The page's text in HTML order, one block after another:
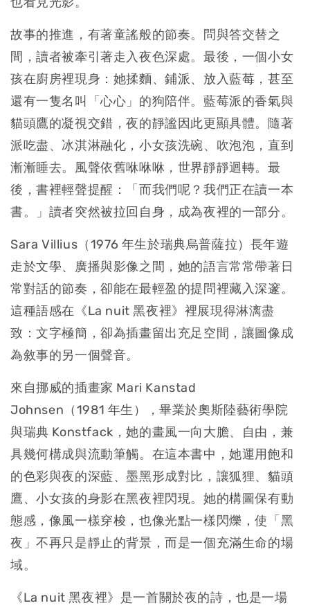
故事的推進，有著童謠般的節奏。問與答交替之
間，讀者被牽引著走入夜色深處。最後，一個小女
孩在廚房裡現身：她揉麵、鋪派、放入藍莓，甚至
還有一隻名叫「心心」的狗陪伴。藍莓派的香氣與
貓頭鷹的凝視交錯，夜的靜謐因此更顯具體。隨著
派吃盡、冰淇淋融化，小女孩洗碗、吹泡泡，直到
漸漸睡去。風聲依舊咻咻咻，世界靜靜迴轉。最
後，書裡輕聲提醒：「而我們呢？我們正在讀一本
書。」讀者突然被拉回自身，成為夜裡的一部分。
Sara Villius（1976 年生於瑞典烏普薩拉）長年遊
走於文學、廣播與影像之間，她的語言常常帶著日
常對話的節奏，卻能在最輕盈的提問裡藏入深邃。
這種語感在《La nuit 黑夜裡》裡展現得淋漓盡
致：文字極簡，卻為插畫留出充足空間，讓圖像成
為敘事的另一個聲音。
來自挪威的插畫家 Mari Kanstad
Johnsen（1981 年生），畢業於奧斯陸藝術學院
與瑞典 Konstfack，她的畫風一向大膽、自由，兼
具幾何構成與流動筆觸。在這本書中，她運用飽和
的色彩與夜的深藍、墨黑形成對比，讓狐狸、貓頭
鷹、小女孩的身影在黑夜裡閃現。她的構圖保有動
態感，像風一樣穿梭，也像光點一樣閃爍，使「黑
夜」不再只是靜止的背景，而是一個充滿生命的場
域。
《La nuit 黑夜裡》是一首關於夜的詩，也是一場